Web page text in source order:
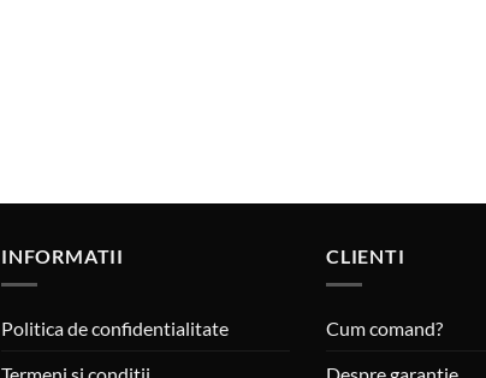
INFORMATII
Politica de confidentialitate
CLIENTI
Cum comand?